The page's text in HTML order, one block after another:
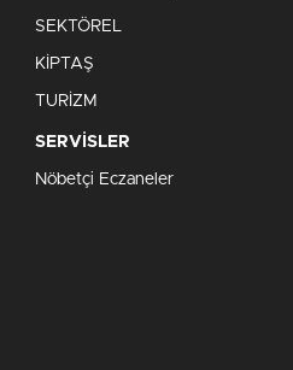
SEKTÖREL
KİPTAŞ
TURİZM
SERVİSLER
Nöbetçi Eczaneler